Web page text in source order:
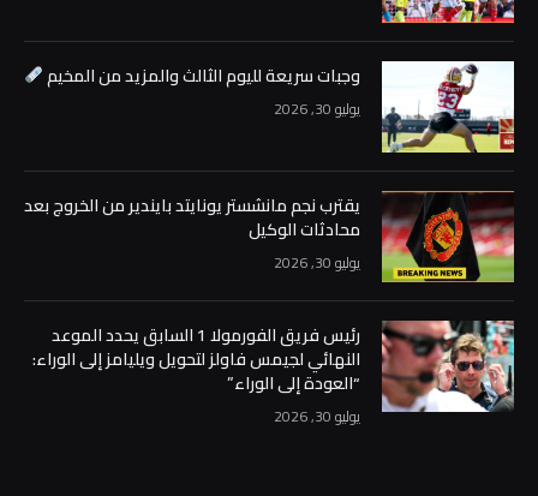
وجبات سريعة لليوم الثالث والمزيد من المخيم
يوليو 30, 2026
يقترب نجم مانشستر يونايتد بايندير من الخروج بعد
محادثات الوكيل
يوليو 30, 2026
رئيس فريق الفورمولا 1 السابق يحدد الموعد
النهائي لجيمس فاولز لتحويل ويليامز إلى الوراء:
“العودة إلى الوراء”
يوليو 30, 2026